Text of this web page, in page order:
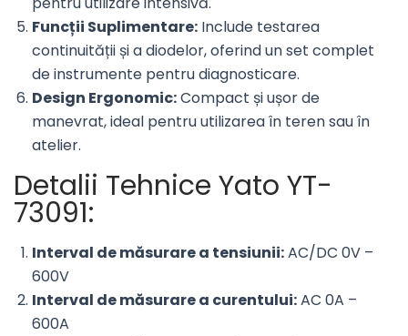
Funcții Suplimentare: Include testarea
continuității și a diodelor, oferind un set complet
de instrumente pentru diagnosticare.
Design Ergonomic:Compact și ușor de
manevrat, ideal pentru utilizarea în teren sau în
atelier.
Detalii Tehnice Yato YT-
73091:
Interval de măsurare a tensiunii:AC/DC 0V –
600V
Interval de măsurare a curentului:AC 0A –
600A